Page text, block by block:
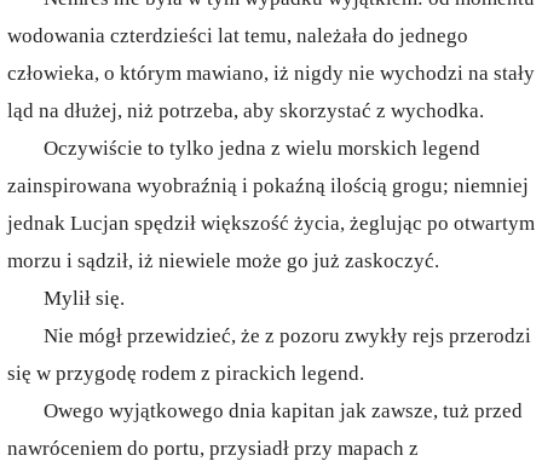
wodowania czterdzieści lat temu, należała do jednego
człowieka, o którym mawiano, iż nigdy nie wychodzi na stały
ląd na dłużej, niż potrzeba, aby skorzystać z wychodka.
Oczywiście to tylko jedna z wielu morskich legend
zainspirowana wyobraźnią i pokaźną ilością grogu; niemniej
jednak Lucjan spędził większość życia, żeglując po otwartym
morzu i sądził, iż niewiele może go już zaskoczyć.
Mylił się.
Nie mógł przewidzieć, że z pozoru zwykły rejs przerodzi
się w przygodę rodem z pirackich legend.
Owego wyjątkowego dnia kapitan jak zawsze, tuż przed
nawróceniem do portu, przysiadł przy mapach z